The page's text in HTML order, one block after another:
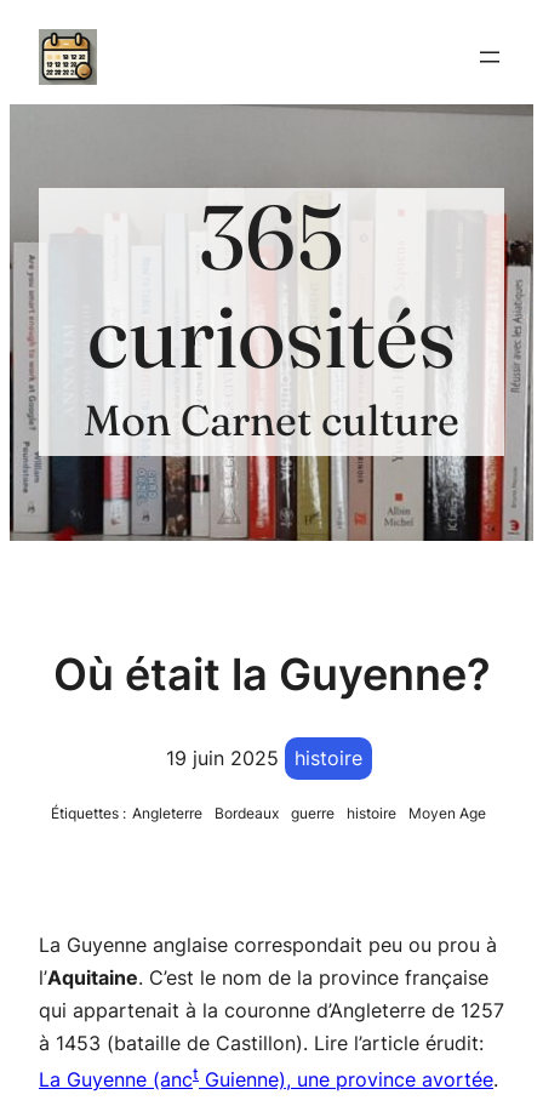
Aller
contenu
365
curiosités
Mon Carnet culture
Où était la Guyenne?
19 juin 2025 histoire
Étiquettes : Angleterre Bordeaux guerre histoire Moyen Age
La Guyenne anglaise correspondait peu ou prou à
l’Aquitaine. C’est le nom de la province française
qui appartenait à la couronne d’Angleterre de 1257
à 1453 (bataille de Castillon). Lire l’article érudit:
La Guyenne (anct Guienne), une province avortée.